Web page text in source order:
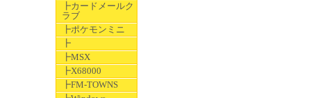
┣カードメールク
ラブ
┣ポケモンミニ
┣
┣MSX
┣X68000
┣FM-TOWNS